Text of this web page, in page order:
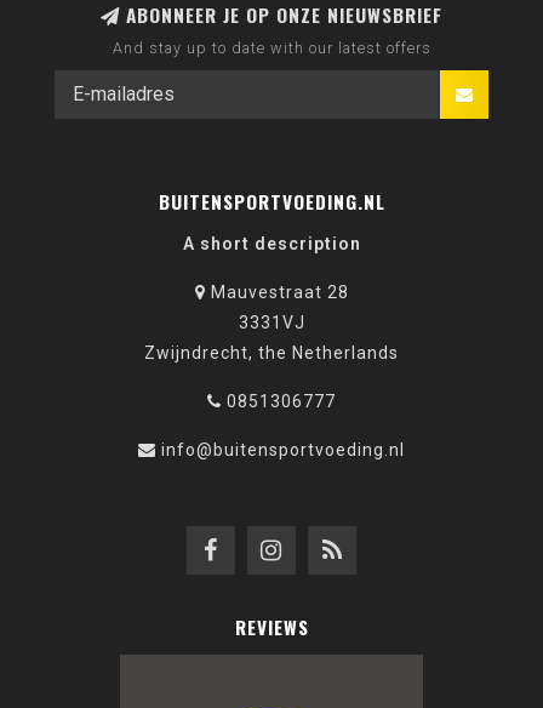
ABONNEER JE OP ONZE NIEUWSBRIEF
And stay up to date with our latest offers
BUITENSPORTVOEDING.NL
A short description
Mauvestraat 28
3331VJ
Zwijndrecht, the Netherlands
0851306777
info@buitensportvoeding.nl
REVIEWS